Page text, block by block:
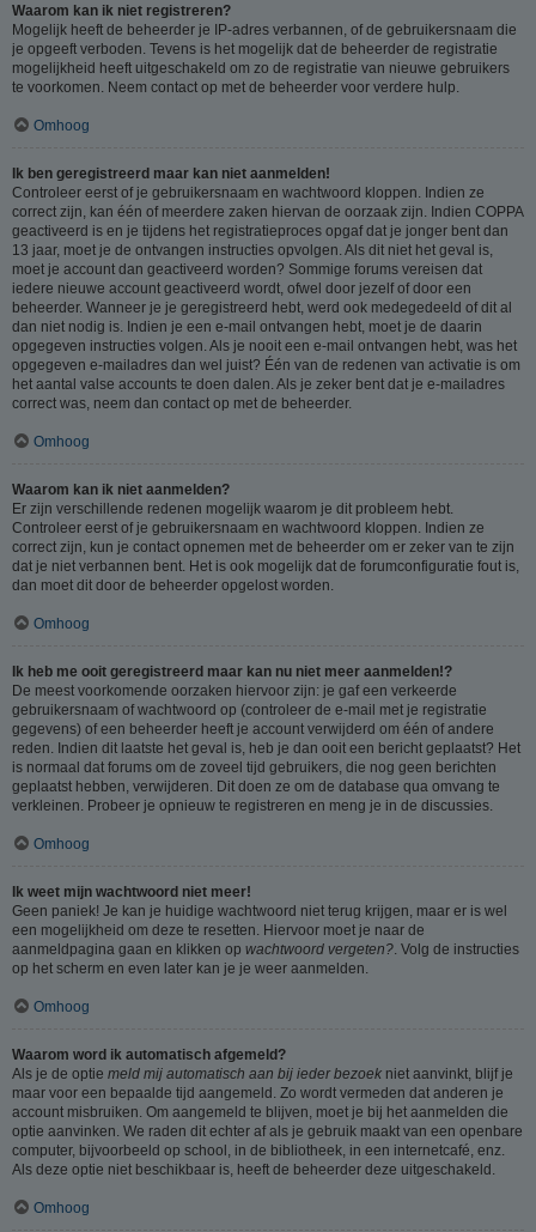
Waarom kan ik niet registreren?
Mogelijk heeft de beheerder je IP-adres verbannen, of de gebruikersnaam die
je opgeeft verboden. Tevens is het mogelijk dat de beheerder de registratie
mogelijkheid heeft uitgeschakeld om zo de registratie van nieuwe gebruikers
te voorkomen. Neem contact op met de beheerder voor verdere hulp.
Omhoog
Ik ben geregistreerd maar kan niet aanmelden!
Controleer eerst of je gebruikersnaam en wachtwoord kloppen. Indien ze
correct zijn, kan één of meerdere zaken hiervan de oorzaak zijn. Indien COPPA
geactiveerd is en je tijdens het registratieproces opgaf dat je jonger bent dan
13 jaar, moet je de ontvangen instructies opvolgen. Als dit niet het geval is,
moet je account dan geactiveerd worden? Sommige forums vereisen dat
iedere nieuwe account geactiveerd wordt, ofwel door jezelf of door een
beheerder. Wanneer je je geregistreerd hebt, werd ook medegedeeld of dit al
dan niet nodig is. Indien je een e-mail ontvangen hebt, moet je de daarin
opgegeven instructies volgen. Als je nooit een e-mail ontvangen hebt, was het
opgegeven e-mailadres dan wel juist? Één van de redenen van activatie is om
het aantal valse accounts te doen dalen. Als je zeker bent dat je e-mailadres
correct was, neem dan contact op met de beheerder.
Omhoog
Waarom kan ik niet aanmelden?
Er zijn verschillende redenen mogelijk waarom je dit probleem hebt.
Controleer eerst of je gebruikersnaam en wachtwoord kloppen. Indien ze
correct zijn, kun je contact opnemen met de beheerder om er zeker van te zijn
dat je niet verbannen bent. Het is ook mogelijk dat de forumconfiguratie fout is,
dan moet dit door de beheerder opgelost worden.
Omhoog
Ik heb me ooit geregistreerd maar kan nu niet meer aanmelden!?
De meest voorkomende oorzaken hiervoor zijn: je gaf een verkeerde
gebruikersnaam of wachtwoord op (controleer de e-mail met je registratie
gegevens) of een beheerder heeft je account verwijderd om één of andere
reden. Indien dit laatste het geval is, heb je dan ooit een bericht geplaatst? Het
is normaal dat forums om de zoveel tijd gebruikers, die nog geen berichten
geplaatst hebben, verwijderen. Dit doen ze om de database qua omvang te
verkleinen. Probeer je opnieuw te registreren en meng je in de discussies.
Omhoog
Ik weet mijn wachtwoord niet meer!
Geen paniek! Je kan je huidige wachtwoord niet terug krijgen, maar er is wel
een mogelijkheid om deze te resetten. Hiervoor moet je naar de
aanmeldpagina gaan en klikken op wachtwoord vergeten? . Volg de instructies
op het scherm en even later kan je je weer aanmelden.
Omhoog
Waarom word ik automatisch afgemeld?
Als je de optie meld mij automatisch aan bij ieder bezoek niet aanvinkt, blijf je
maar voor een bepaalde tijd aangemeld. Zo wordt vermeden dat anderen je
account misbruiken. Om aangemeld te blijven, moet je bij het aanmelden die
optie aanvinken. We raden dit echter af als je gebruik maakt van een openbare
computer, bijvoorbeeld op school, in de bibliotheek, in een internetcafé, enz.
Als deze optie niet beschikbaar is, heeft de beheerder deze uitgeschakeld.
Omhoog